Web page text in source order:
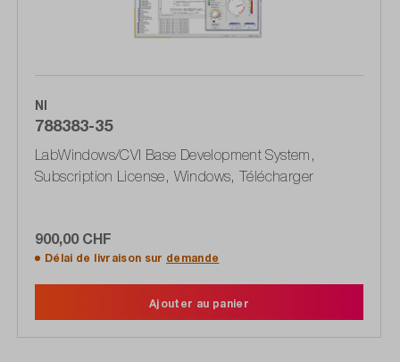
NI
788383-35
LabWindows/CVI Base Development System,
Subscription License, Windows, Télécharger
900,00 CHF
Délai de livraison sur demande
Ajouter au panier